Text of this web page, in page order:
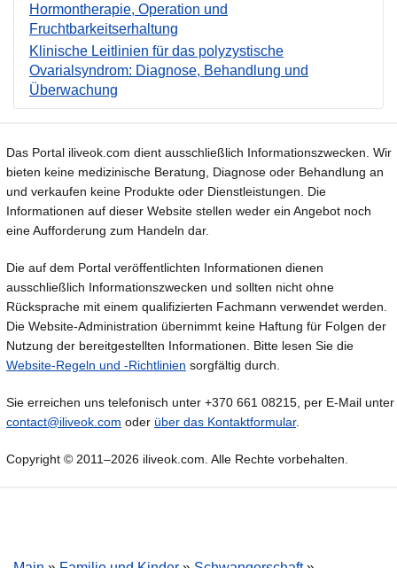
Hormontherapie, Operation und
Fruchtbarkeitserhaltung
Klinische Leitlinien für das polyzystische
Ovarialsyndrom: Diagnose, Behandlung und
Überwachung
Das Portal iliveok.com dient ausschließlich Informationszwecken. Wir
bieten keine medizinische Beratung, Diagnose oder Behandlung an
und verkaufen keine Produkte oder Dienstleistungen. Die
Informationen auf dieser Website stellen weder ein Angebot noch
eine Aufforderung zum Handeln dar.
Die auf dem Portal veröffentlichten Informationen dienen
ausschließlich Informationszwecken und sollten nicht ohne
Rücksprache mit einem qualifizierten Fachmann verwendet werden.
Die Website-Administration übernimmt keine Haftung für Folgen der
Nutzung der bereitgestellten Informationen. Bitte lesen Sie die
Website-Regeln und -Richtlinien sorgfältig durch.
Sie erreichen uns telefonisch unter +370 661 08215, per E-Mail unter
contact@iliveok.com oder über das Kontaktformular.
Copyright © 2011–2026 iliveok.com. Alle Rechte vorbehalten.